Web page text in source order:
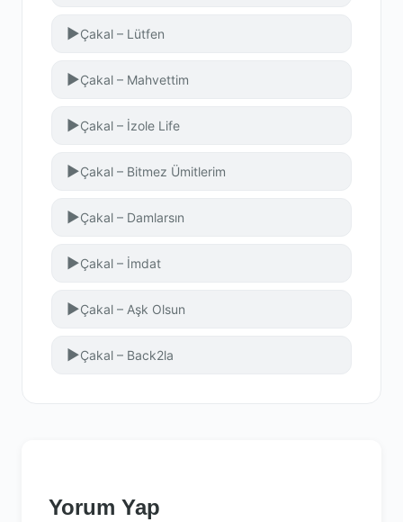
▶Çakal – Lütfen
▶Çakal – Mahvettim
▶Çakal – İzole Life
▶Çakal – Bitmez Ümitlerim
▶Çakal – Damlarsın
▶Çakal – İmdat
▶Çakal – Aşk Olsun
▶Çakal – Back2la
Yorum Yap